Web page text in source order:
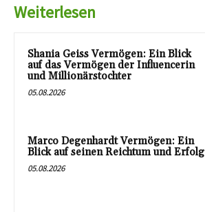
Weiterlesen
Shania Geiss Vermögen: Ein Blick
auf das Vermögen der Influencerin
und Millionärstochter
05.08.2026
Marco Degenhardt Vermögen: Ein
Blick auf seinen Reichtum und Erfolg
05.08.2026